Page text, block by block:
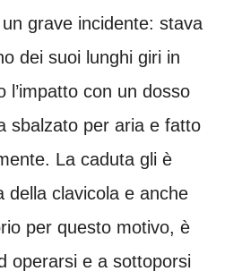
grave incidente: stava
dei suoi lunghi giri in
l’impatto con un dosso
sbalzato per aria e fatto
La caduta gli è
della clavicola e anche
per questo motivo, è
operarsi e a sottoporsi